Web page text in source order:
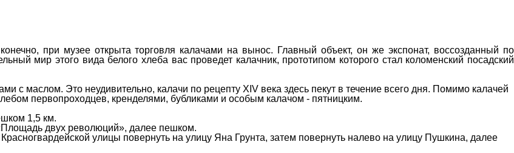
при музее открыта торговля калачами на вынос. Главный объект, он же экспонат, воссозданный по
мир этого вида белого хлеба вас проведет калачник, прототипом которого стал коломенский посадский
с маслом. Это неудивительно, калачи по рецепту XIV века здесь пекут в течение всего дня. Помимо калачей
первопроходцев, кренделями, бубликами и особым калачом - пятницким.
1,5 км.
двух революций», далее пешком.
улицы повернуть на улицу Яна Грунта, затем повернуть налево на улицу Пушкина, далее